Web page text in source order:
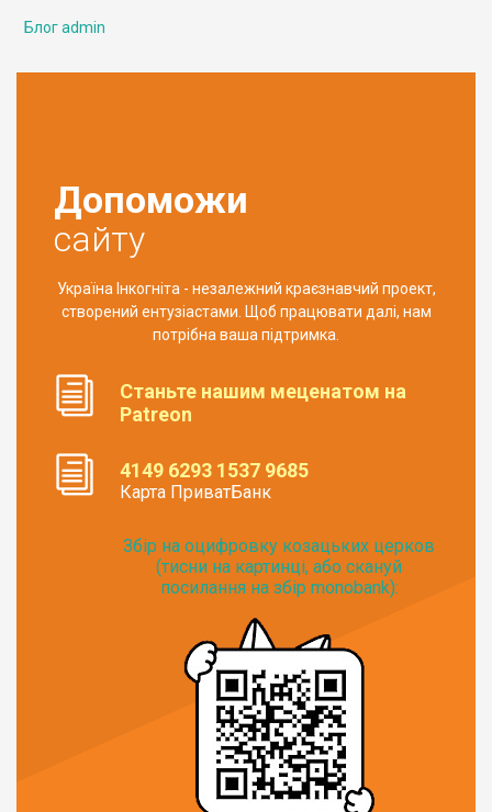
Блог admin
Допоможи
сайту
Україна Інкогніта - незалежний краєзнавчий проект,
створений ентузіастами. Щоб працювати далі, нам
потрібна ваша підтримка.
Станьте нашим меценатом на
Patreon
4149 6293 1537 9685
Карта ПриватБанк
Збір на оцифровку козацьких церков
(тисни на картинці, або скануй
посилання на збір monobank):